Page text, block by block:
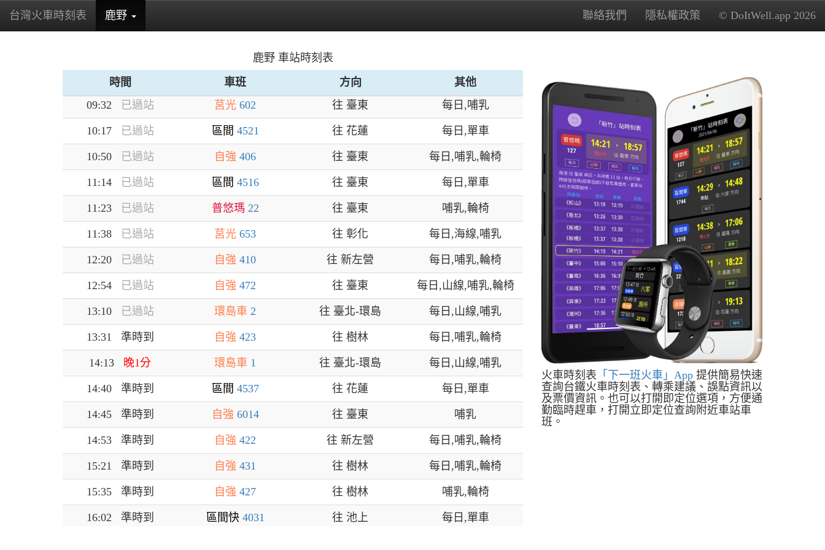
台灣火車時刻表 鹿野 聯絡我們 隱私權政策 © DoItWell.app 2026
鹿野 車站時刻表
時間
車班 方向 其他
07:54 已過站 自強 411 往 樹林 每日,哺乳,輪椅
306 往 新左營
08:58已過站 區間 4512 往 臺東 每日,單車
09:32 已過站 莒光 602 往 臺東 每日,哺乳
10:17 已過站 區間 4521 往 花蓮 每日,單車
10:50 已過站 自強 406 往 臺東 每日,哺乳,輪椅
11:14 已過站 區間 4516 往 臺東 每日,單車
11:23 已過站 普悠瑪 22 往 臺東 哺乳,輪椅
11:38 已過站 莒光 653 往 彰化 每日,海線,哺乳
12:20 已過站 自強 410 往 新左營 每日,哺乳,輪椅
12:54 已過站 自強 472 往 臺東 每日,山線,哺乳,輪椅
13:10 已過站 環島車 2 往 臺北-環島 每日,山線,哺乳
13:31 準時到 自強 423 往 樹林 每日,哺乳,輪椅
14:13 晚1分 環島車 1 往 臺北-環島 每日,山線,哺乳
14:40 準時到 區間 4537 往 花蓮 每日,單車
14:45 準時到 自強 6014 往 臺東 哺乳
14:53 準時到 自強 422 往 新左營 每日,哺乳,輪椅
15:21 準時到 自強 431 往 樹林 每日,哺乳,輪椅
15:35 準時到 自強 427 往 樹林 哺乳,輪椅
16:02 準時到 區間快 4031 往 池上 每日,單車
火車時刻表 「下一班火車」App 提供簡易快速
查詢台鐵火車時刻表、轉乘建議、誤點資訊以
及票價資訊。也可以打開即定位選項，方便通
勤臨時趕車，打開立即定位查詢附近車站車
班。